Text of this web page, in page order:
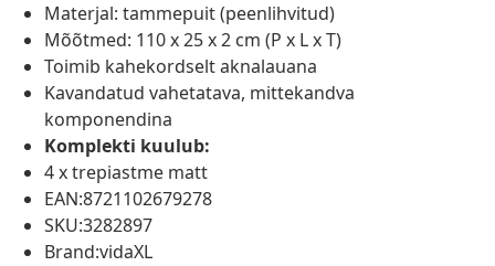
Materjal: tammepuit (peenlihvitud)
Mõõtmed: 110 x 25 x 2 cm (P x L x T)
Toimib kahekordselt aknalauana
Kavandatud vahetatava, mittekandva
komponendina
Komplekti kuulub:
4 x trepiastme matt
EAN:8721102679278
SKU:3282897
Brand:vidaXL